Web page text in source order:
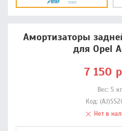
Амортизаторы
для Opel
7 150
Вес: 5 кг.
Код:
Нет в